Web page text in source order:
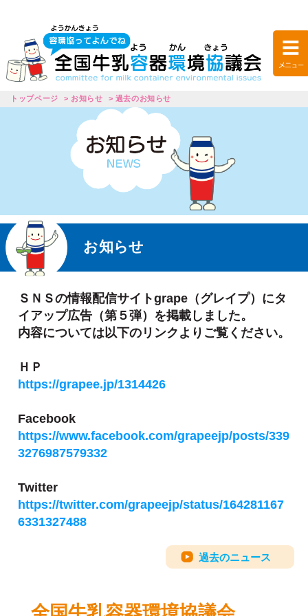
トップページ お知らせ 過去のお知らせ
お知らせ
ＳＮＳの情報配信サイトgrape（グレイプ）にタ
イアップ広告（第５弾）を掲載しました。
内容については以下のリンクよりご覧ください。
ＨＰ
https://grapee.jp/1314426
Facebook
https://www.facebook.com/grapeejp/posts/339
3276987579332
Twitter
https://twitter.com/grapeejp/status/164281167
6331327488
過去のニュース